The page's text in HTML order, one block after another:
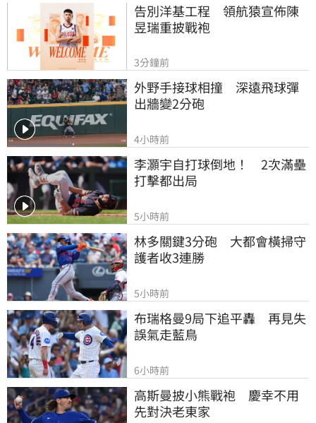
告別洋基工程　領航猿宣佈陳
昱瑞重披戰袍
3分鐘前
外野手接球相撞　深遠飛球彈
出牆變2分砲
4小時前
李灝宇自打球倒地！　2次滿壘
打擊都出局
5小時前
林多關鍵3分砲　大都會橫掃守
護者收3連勝
5小時前
布瑞格曼9局下追平轟　再見失
誤氣走藍鳥
6小時前
高斯曼披小熊戰袍　慶幸不用
先對決老東家